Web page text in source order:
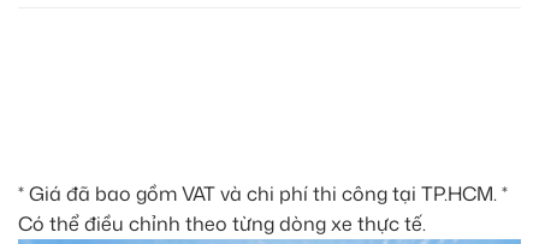
* Giá đã bao gồm VAT và chi phí thi công tại TP.HCM. *
Có thể điều chỉnh theo từng dòng xe thực tế.